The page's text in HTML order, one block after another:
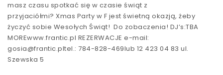
masz czasu spotkać się w czasie świąt z
przyjaciółmi? Xmas Party w F jest świetną okazją, żeby
życzyć sobie Wesołych Świąt! Do zobaczenia! DJ’s:TBA
MOREwww.frantic.pl REZERWACJE e-mail:
gosia@frantic.pltel.: 784-828-469lub 12 423 04 83 ul.
Szewska 5